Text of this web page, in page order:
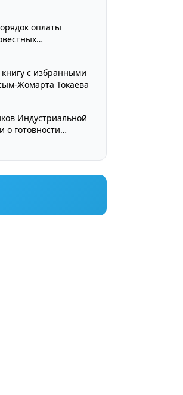
оплаты
остается
с избранными
Жомарта Токаева
Индустриальной
о готовности
членов